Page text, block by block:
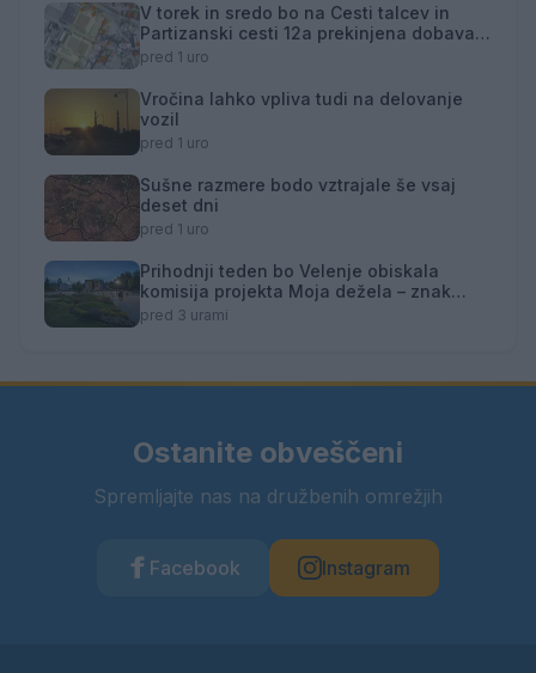
V torek in sredo bo na Cesti talcev in
Partizanski cesti 12a prekinjena dobava
toplotne energije
pred 1 uro
Vročina lahko vpliva tudi na delovanje
vozil
pred 1 uro
Sušne razmere bodo vztrajale še vsaj
deset dni
pred 1 uro
Prihodnji teden bo Velenje obiskala
komisija projekta Moja dežela – znak
gostoljubnosti
pred 3 urami
Ostanite obveščeni
Spremljajte nas na družbenih omrežjih
Facebook Instagram